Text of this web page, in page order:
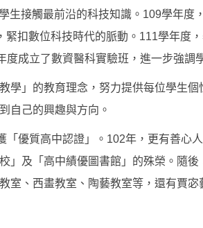
生接觸最前沿的科技知識。109學年度
扣數位科技時代的脈動。111學年度
成立了數資醫科實驗班，進一步強調
學」的教育理念，努力提供每位學生
自己的興趣與方向。
優質高中認證」。102年，更有善心
」及「高中績優圖書館」的殊榮。隨
室、西畫教室、陶藝教室等，還有賈